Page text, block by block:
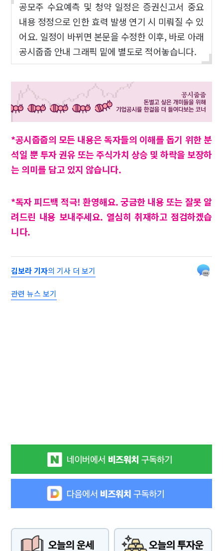
공모주 수요예측 및 청약 일정은 증권신고서 중요
내용 정정으로 인한 효력 발생 연기 시 미뤄질 수 있
어요. 일정이 바뀌면 본문을 수정한 이후, 바로 아래
공시줍줍 안내 그래픽 밑에 별도로 적어놓습니다.
*공시줍줍의 모든 내용은 독자들의 이해를 돕기 위한 분
석일 뿐 투자 권유 또는 주식가치 상승 및 하락을 보장하
는 의미를 담고 있지 않습니다.
*독자 피드백 적극! 환영해요. 궁금한 내용 또는 잘못 알
려드린 내용 보내주세요. 열심히 취재하고 점검하겠습
니다.
김보라 기자의 기사 더 보기
관련 뉴스 보기